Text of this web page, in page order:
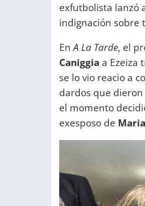
exfutbolista lanzó
indignación sobre
EnA La Tarde, el
Caniggia a Ezeiza
se lo vio reacio a
dardos que
el momento
exesposo de